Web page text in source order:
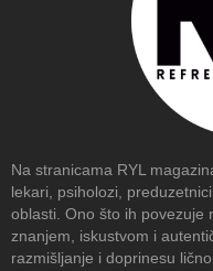
Na stranicama RYL
lekari, psiholozi,
oblasti. Ono što ih povezuje
znanjem, iskustvom i
razmišljanje i doprinesu